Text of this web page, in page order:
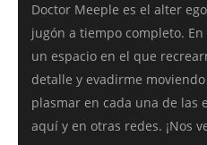
Doctor Meeple es el alter
jugón a tiempo completo.
un espacio en el que
detalle y evadirme
plasmar en cada una de las
aquí y en otras redes. ¡Nos